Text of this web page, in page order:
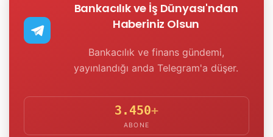
Bankacılık ve İş Dünyası'ndan
Haberiniz Olsun
Bankacılık ve finans gündemi,
yayınlandığı anda Telegram'a düşer.
3.450+
ABONE